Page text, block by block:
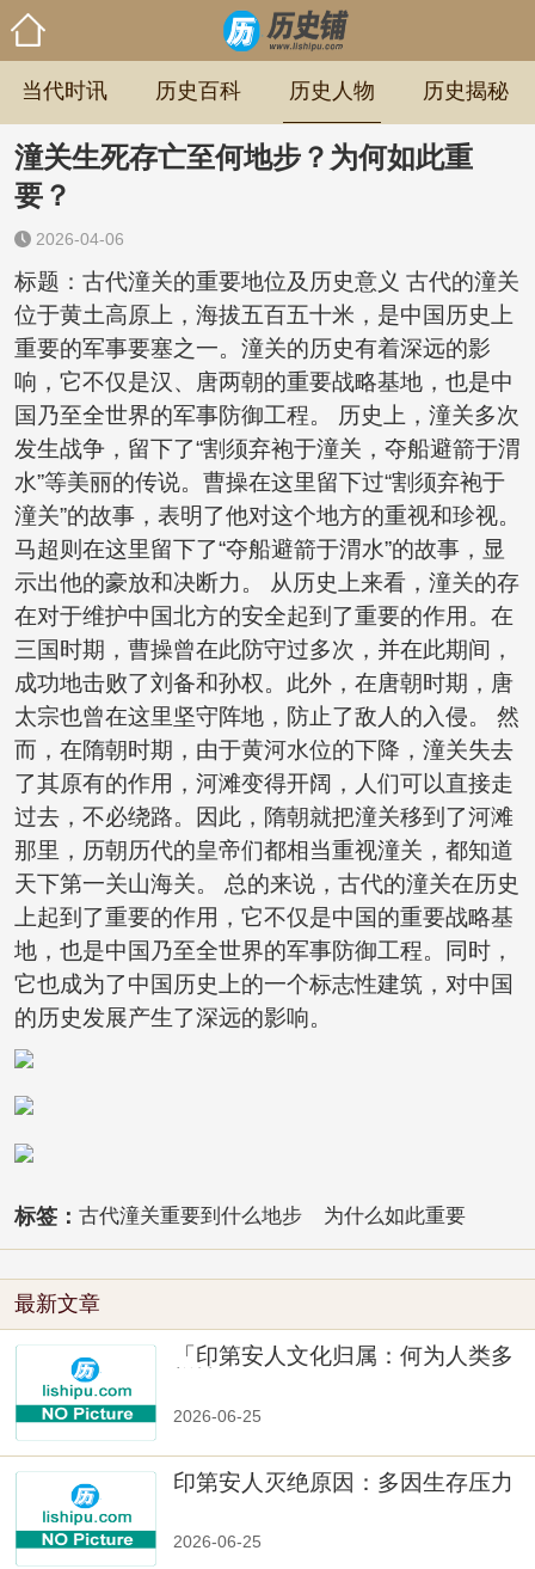
当代时讯 历史百科 历史人物 历史揭秘
潼关生死存亡至何地步？为何如此重
要？
2026-04-06
标题：古代潼关的重要地位及历史意义 古代的潼关
位于黄土高原上，海拔五百五十米，是中国历史上
重要的军事要塞之一。潼关的历史有着深远的影
响，它不仅是汉、唐两朝的重要战略基地，也是中
国乃至全世界的军事防御工程。 历史上，潼关多次
发生战争，留下了“割须弃袍于潼关，夺船避箭于渭
水”等美丽的传说。曹操在这里留下过“割须弃袍于
潼关”的故事，表明了他对这个地方的重视和珍视。
马超则在这里留下了“夺船避箭于渭水”的故事，显
示出他的豪放和决断力。 从历史上来看，潼关的存
在对于维护中国北方的安全起到了重要的作用。在
三国时期，曹操曾在此防守过多次，并在此期间，
成功地击败了刘备和孙权。此外，在唐朝时期，唐
太宗也曾在这里坚守阵地，防止了敌人的入侵。 然
而，在隋朝时期，由于黄河水位的下降，潼关失去
了其原有的作用，河滩变得开阔，人们可以直接走
过去，不必绕路。因此，隋朝就把潼关移到了河滩
那里，历朝历代的皇帝们都相当重视潼关，都知道
天下第一关山海关。 总的来说，古代的潼关在历史
上起到了重要的作用，它不仅是中国的重要战略基
地，也是中国乃至全世界的军事防御工程。同时，
它也成为了中国历史上的一个标志性建筑，对中国
的历史发展产生了深远的影响。
标签： 古代潼关重要到什么地步 为什么如此重要
最新文章
「印第安人文化归属：何为人类多
2026-06-25
印第安人灭绝原因：多因生存压力
2026-06-25